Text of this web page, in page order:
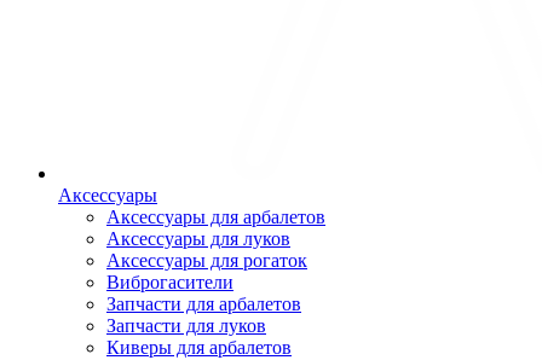
Аксессуары
Аксессуары для арбалетов
Аксессуары для луков
Аксессуары для рогаток
Виброгасители
Запчасти для арбалетов
Запчасти для луков
Киверы для арбалетов